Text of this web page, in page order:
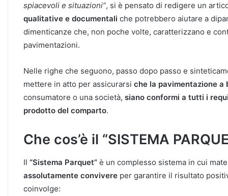
spiacevoli e situazioni”, si è pensato di redigere un
qualitative e documentali che potrebbero aiutare a
dimenticanze che, non poche volte, caratterizzano e
pavimentazioni.
Nelle righe che seguono, passo dopo passo e
mettere in atto per assicurarsi che la pavimentazione
consumatore o una società, siano conformi a tutti i
prodotto del comparto.
Che cos’è il “SISTEMA
Il “Sistema Parquet” è un complesso sistema in cui
assolutamente convivere per garantire il risultato
coinvolge: